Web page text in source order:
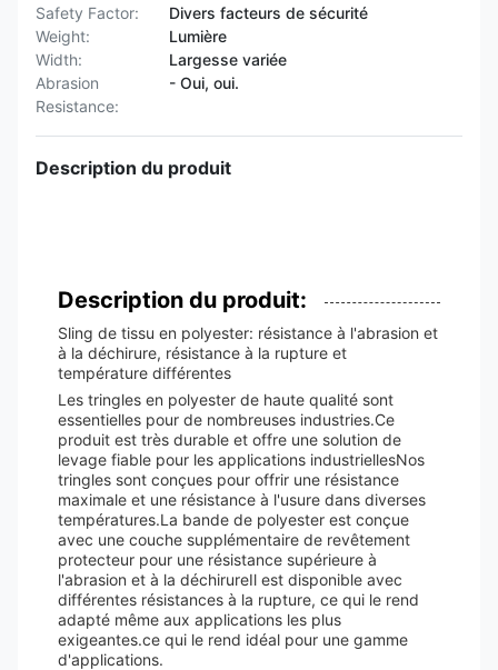
Safety Factor:
Divers facteurs de sécurité
Weight:
Lumière
Width:
Largesse variée
Abrasion
Resistance:
- Oui, oui.
Description du produit
Description du produit:
Sling de tissu en polyester: résistance à l'abrasion et
à la déchirure, résistance à la rupture et
température différentes
Les tringles en polyester de haute qualité sont
essentielles pour de nombreuses industries.Ce
produit est très durable et offre une solution de
levage fiable pour les applications industriellesNos
tringles sont conçues pour offrir une résistance
maximale et une résistance à l'usure dans diverses
températures.La bande de polyester est conçue
avec une couche supplémentaire de revêtement
protecteur pour une résistance supérieure à
l'abrasion et à la déchirureIl est disponible avec
différentes résistances à la rupture, ce qui le rend
adapté même aux applications les plus
exigeantes.ce qui le rend idéal pour une gamme
d'applications.